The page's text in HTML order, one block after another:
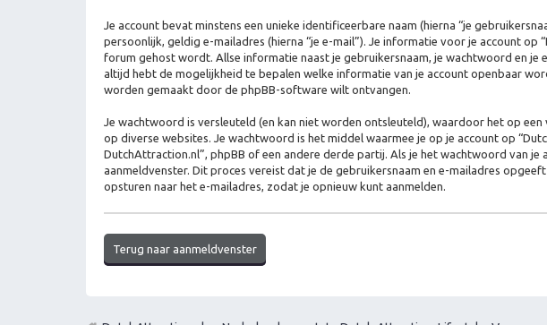
Je account bevat minstens een unieke identificeerbare naam (hierna “je
persoonlijk, geldig e-mailadres (hierna “je e-mail”). Je informatie voor je account
forum gehost wordt. Allse informatie naast je gebruikersnaam, je wachtwoord en
altijd hebt de mogelijkheid te bepalen welke informatie van je account openbaar
worden gemaakt door de phpBB-software wilt ontvangen.
Je wachtwoord is versleuteld (en kan niet worden ontsleuteld), waardoor het op
op diverse websites. Je wachtwoord is het middel waarmee je op je account op
DutchAttraction.nl”, phpBB of een andere derde partij. Als je het wachtwoord van
aanmeldvenster. Dit proces vereist dat je de gebruikersnaam en e-mailadres
opsturen naar het e-mailadres, zodat je opnieuw kunt aanmelden.
Terug naar aanmeldvenster